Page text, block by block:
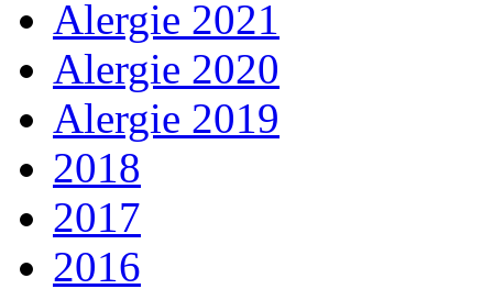
Alergie 2021
Alergie 2020
Alergie 2019
2018
2017
2016